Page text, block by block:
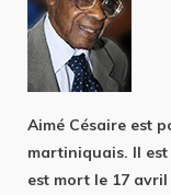
Aimé Césaire est
martiniquais. Il est
est mort le 17